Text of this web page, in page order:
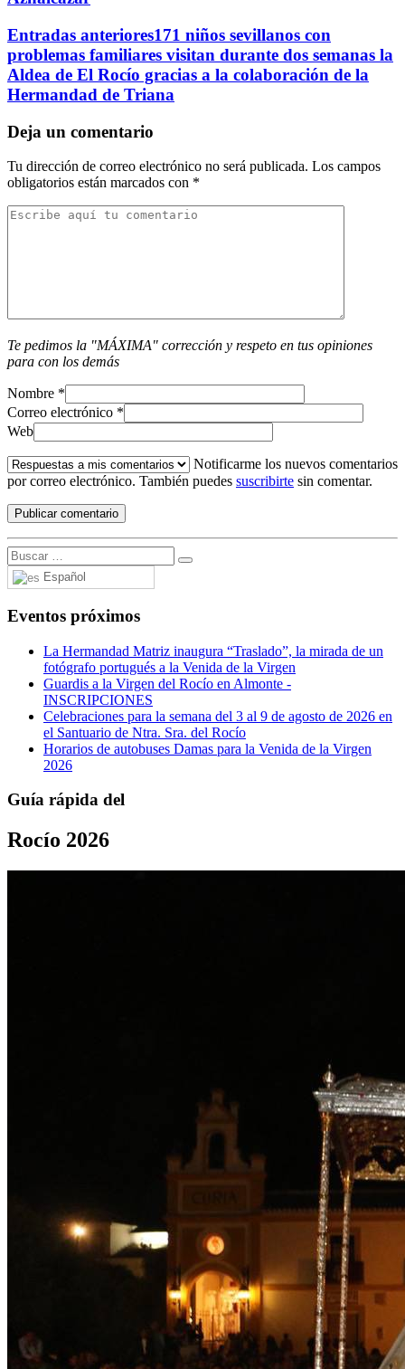
Entradas anteriores171 niños sevillanos con
problemas familiares visitan durante dos semanas la
Aldea de El Rocío gracias a la colaboración de la
Hermandad de Triana
Deja un comentario
Tu dirección de correo electrónico no será publicada. Los campos
obligatorios están marcados con *
Te pedimos la "MÁXIMA" corrección y respeto en tus opiniones
para con los demás
Nombre *
Correo electrónico *
Web
Notificarme los nuevos comentarios
por correo electrónico. También puedes suscribirte sin comentar.
Español
Eventos próximos
La Hermandad Matriz inaugura “Traslado”, la mirada de un
fotógrafo portugués a la Venida de la Virgen
Guardis a la Virgen del Rocío en Almonte -
INSCRIPCIONES
Celebraciones para la semana del 3 al 9 de agosto de 2026 en
el Santuario de Ntra. Sra. del Rocío
Horarios de autobuses Damas para la Venida de la Virgen
2026
Guía rápida del
Rocío 2026